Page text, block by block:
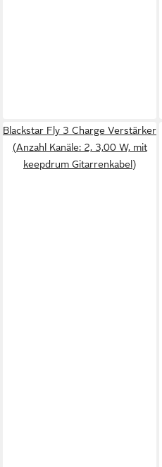
Blackstar Fly 3 Charge Verstärker
(Anzahl Kanäle: 2, 3,00 W, mit
keepdrum Gitarrenkabel)